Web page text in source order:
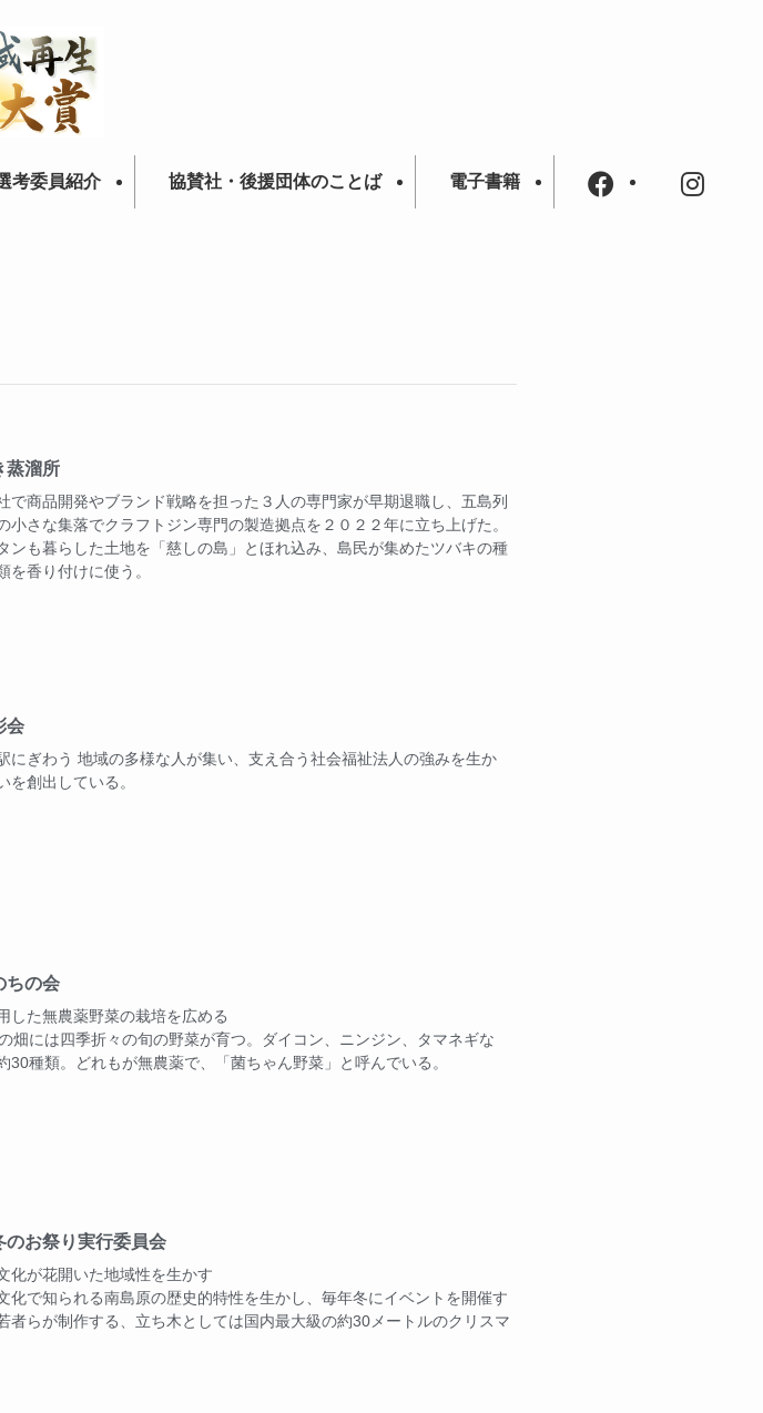
考委員紹介 協賛社・後援団体のことば 電子書籍
蒸溜所
で商品開発やブランド戦略を担った３人の専門家が早期退職し、五島列
小さな集落でクラフトジン専門の製造拠点を２０２２年に立ち上げた。
ンも暮らした土地を「慈しの島」とほれ込み、島民が集めたツバキの種
を香り付けに使う。
会
にぎわう 地域の多様な人が集い、支え合う社会福祉法人の強みを生か
を創出している。
ちの会
した無農薬野菜の栽培を広める
畑には四季折々の旬の野菜が育つ。ダイコン、ニンジン、タマネギな
30種類。どれもが無農薬で、「菌ちゃん野菜」と呼んでいる。
のお祭り実行委員会
化が花開いた地域性を生かす
化で知られる南島原の歴史的特性を生かし、毎年冬にイベントを開催す
者らが制作する、立ち木としては国内最大級の約30メートルのクリスマ